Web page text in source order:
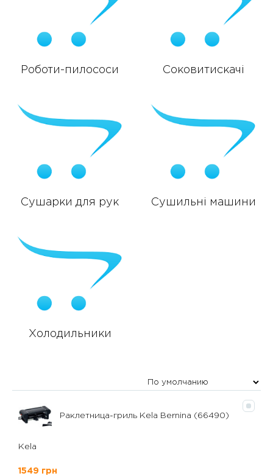
Роботи-пилососи Соковитискачі
Сушарки для рук Сушильні машини
Холодильники
Раклетница-гриль Kela Bernina (66490)
Kela
1549 грн